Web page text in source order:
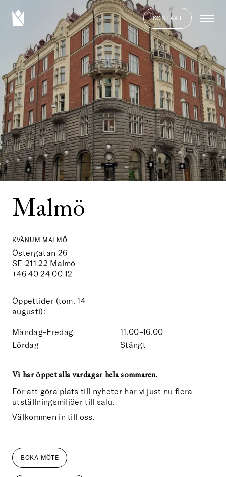
KONTAKT
Malmö
KVÄNUM MALMÖ
Östergatan 26
SE-211 22 Malmö
+46 40 24 00 12
Öppettider (tom. 14
augusti):
Måndag–Fredag
11.00–16.00
Lördag
Stängt
Vi har öppet alla vardagar hela sommaren.
För att göra plats till nyheter har vi just nu flera
utställningsmiljöer till salu.
Välkommen in till oss.
BOKA MÖTE